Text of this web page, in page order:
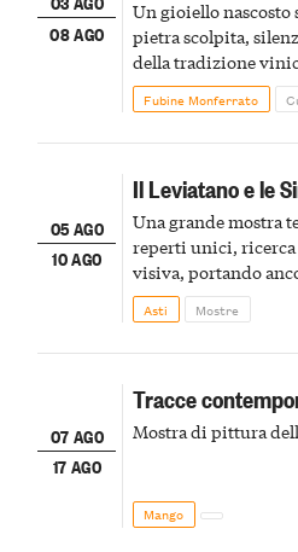
08 AGO
Un gioiello
pietra scolpita,
della tradizione
Fubine Monferrato
05 AGO
10 AGO
Il Leviatano e le
Una grande mostra
reperti unici, ricerca
visiva, portando
della scena le
Asti Mostre
07 AGO
17 AGO
Tracce
Mostra di pittura
Mango